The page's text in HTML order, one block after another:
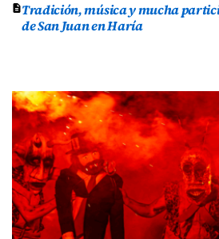
Tradición, música y mucha
de San Juan en Haría